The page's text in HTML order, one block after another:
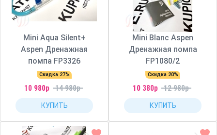
Mini Aqua Silent+
Aspen Дренажная
помпа FP3326
Скидка 27%
10 980р 14 980р
КУПИТЬ
Mini Blanc Aspen
Дренажная помпа
FP1080/2
Скидка 20%
10 380р 12 980р
КУПИТЬ